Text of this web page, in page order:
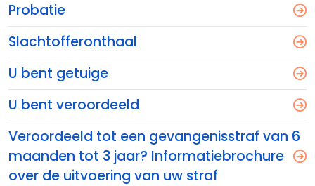
Probatie
Slachtofferonthaal
U bent getuige
U bent veroordeeld
Veroordeeld tot een gevangenisstraf van 6
maanden tot 3 jaar? Informatiebrochure
over de uitvoering van uw straf